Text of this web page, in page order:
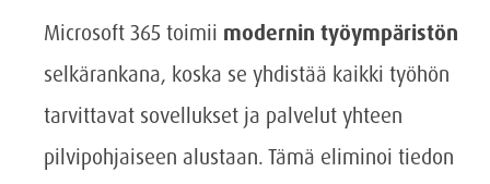
Microsoft 365 toimii modernin työympäristön
selkärankana, koska se yhdistää kaikki työhön
tarvittavat sovellukset ja palvelut yhteen
pilvipohjaiseen alustaan. Tämä eliminoi tiedon